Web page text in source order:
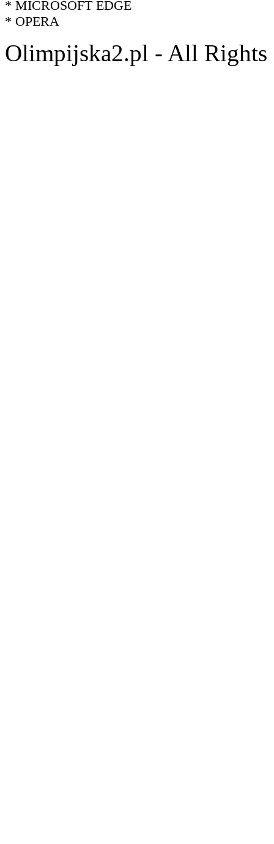
* MICROSOFT EDGE
* OPERA
Olimpijska2.pl - All Rights